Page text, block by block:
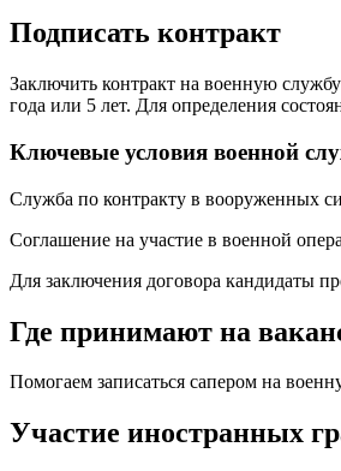
Подписать контракт
Заключить контракт на военную
года или 5 лет. Для определения
Ключевые условия военной
Служба по контракту в вооруженных
Соглашение на участие в военной
Для заключения договора кандидаты
Где принимают на
Помогаем записаться сапером на
Участие иностранных